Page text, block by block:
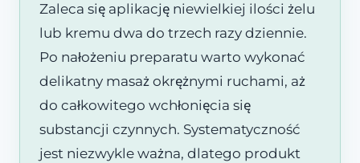
Zaleca się aplikację niewielkiej ilości żelu
lub kremu dwa do trzech razy dziennie.
Po nałożeniu preparatu warto wykonać
delikatny masaż okrężnymi ruchami, aż
do całkowitego wchłonięcia się
substancji czynnych. Systematyczność
jest niezwykle ważna, dlatego produkt